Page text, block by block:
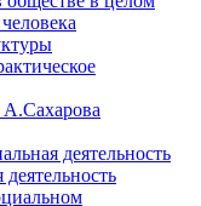
деятельность